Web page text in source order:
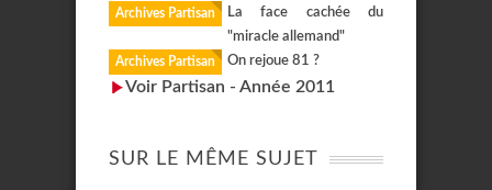
Archives Partisan
La face cachée du
"miracle allemand"
Archives Partisan On rejoue 81 ?
Voir Partisan - Année 2011
SUR LE MÊME SUJET